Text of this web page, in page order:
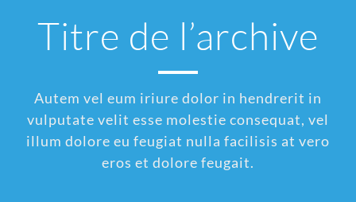
Titre de l’archive
Autem vel eum iriure dolor in hendrerit in
vulputate velit esse molestie consequat, vel
illum dolore eu feugiat nulla facilisis at vero
eros et dolore feugait.